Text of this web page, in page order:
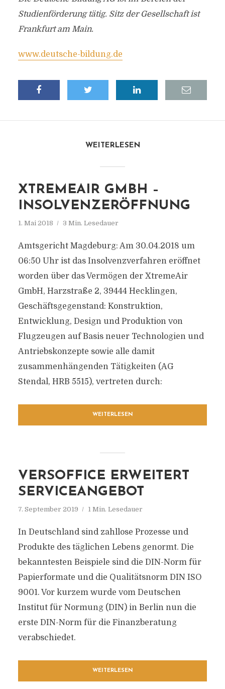
Studienförderung tätig. Sitz der Gesellschaft ist
Frankfurt am Main.
www.deutsche-bildung.de
WEITERLESEN
XTREMEAIR GMBH –
INSOLVENZERÖFFNUNG
1. Mai 2018 3 Min. Lesedauer
Amtsgericht Magdeburg: Am 30.04.2018 um
06:50 Uhr ist das Insolvenzverfahren eröffnet
worden über das Vermögen der XtremeAir
GmbH, Harzstraße 2, 39444 Hecklingen,
Geschäftsgegenstand: Konstruktion,
Entwicklung, Design und Produktion von
Flugzeugen auf Basis neuer Technologien und
Antriebskonzepte sowie alle damit
zusammenhängenden Tätigkeiten (AG
Stendal, HRB 5515), vertreten durch:
WEITERLESEN
VERSOFFICE ERWEITERT
SERVICEANGEBOT
7. September 2019 1 Min. Lesedauer
In Deutschland sind zahllose Prozesse und
Produkte des täglichen Lebens genormt. Die
bekanntesten Beispiele sind die DIN-Norm für
Papierformate und die Qualitätsnorm DIN ISO
9001. Vor kurzem wurde vom Deutschen
Institut für Normung (DIN) in Berlin nun die
erste DIN-Norm für die Finanzberatung
verabschiedet.
WEITERLESEN